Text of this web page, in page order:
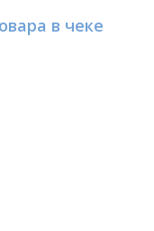
в чеке